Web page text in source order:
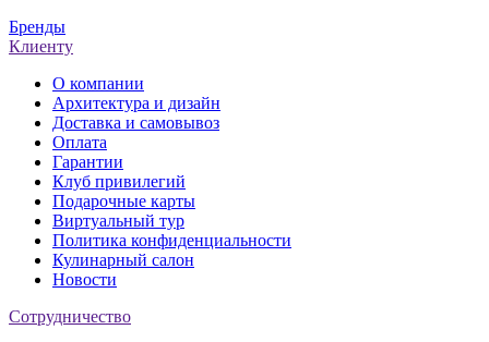
Бренды
Клиенту
О компании
Архитектура и дизайн
Доставка и самовывоз
Оплата
Гарантии
Клуб привилегий
Подарочные карты
Виртуальный тур
Политика конфиденциальности
Кулинарный салон
Новости
Сотрудничество